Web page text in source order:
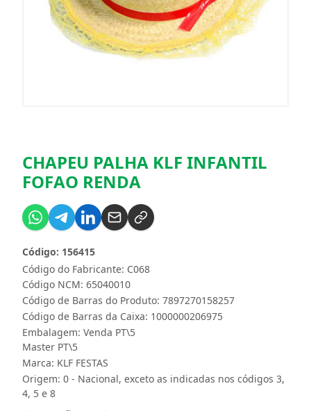
CHAPEU PALHA KLF INFANTIL
FOFAO RENDA
Código do Fabricante: C068
Código: 156415
Código NCM: 65040010
Código de Barras do Produto: 7897270158257
Código de Barras da Caixa: 1000000206975
Embalagem: Venda PT\5
Master PT\5
Marca: KLF FESTAS
Origem: 0 - Nacional, exceto as indicadas nos códigos 3,
4, 5 e 8